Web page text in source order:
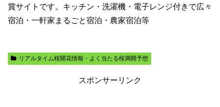
賞サイトです。キッチン・洗濯機・電子レンジ付きで広々
宿泊・一軒家まるごと宿泊・農家宿泊等
リアルタイム桜開花情報・よく当たる桜満開予想
スポンサーリンク